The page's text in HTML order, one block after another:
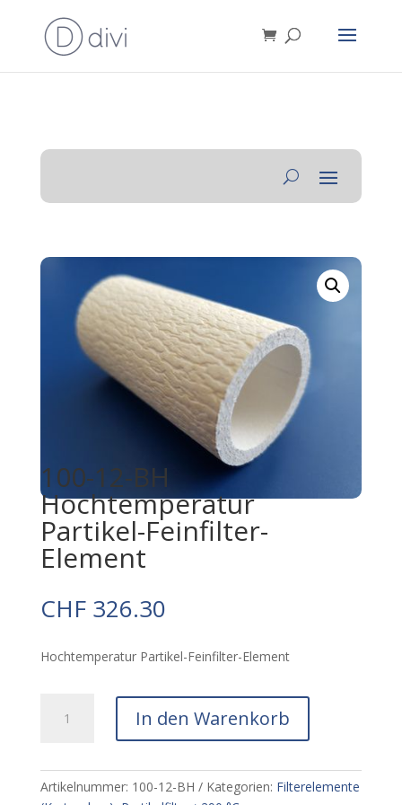
100-12-BH
Hochtemperatur
Partikel-Feinfilter-
Element
CHF326.30
Hochtemperatur Partikel-Feinfilter-Element
Partikel-
In den Warenkorb
Artikelnummer: 100-12-BH Kategorien: Filterelemente